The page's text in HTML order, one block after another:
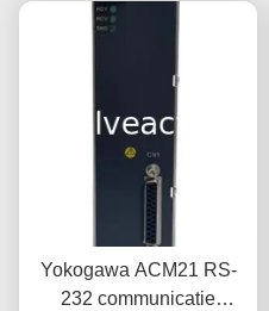
Yokogawa ACM21 RS-
232 communicatie